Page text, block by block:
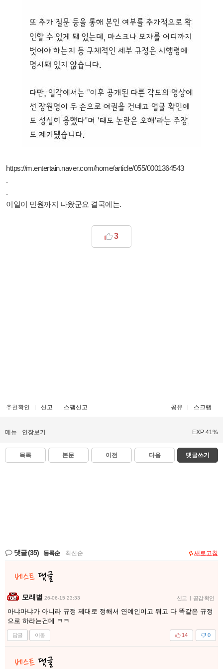
https://m.entertain.naver.com/home/article/055/0001364543
.
.
이일이 민원까지 나왔군요 결국에는.
3
추천확인 신고 스팸신고 공유 스크랩
메뉴 인장보기 EXP 41%
목록 본문 이전 다음 댓글쓰기
댓글(35) 등록순 최신순 새로고침
모래별 26-06-15 23:33 신고 | 공감 확인
아냐마냐가 아니라 규정 제대로 정해서 연예인이고 뭐고 다 똑같은 규정
으로 하라는건데 ㅋㅋ
답글 이동 0
14